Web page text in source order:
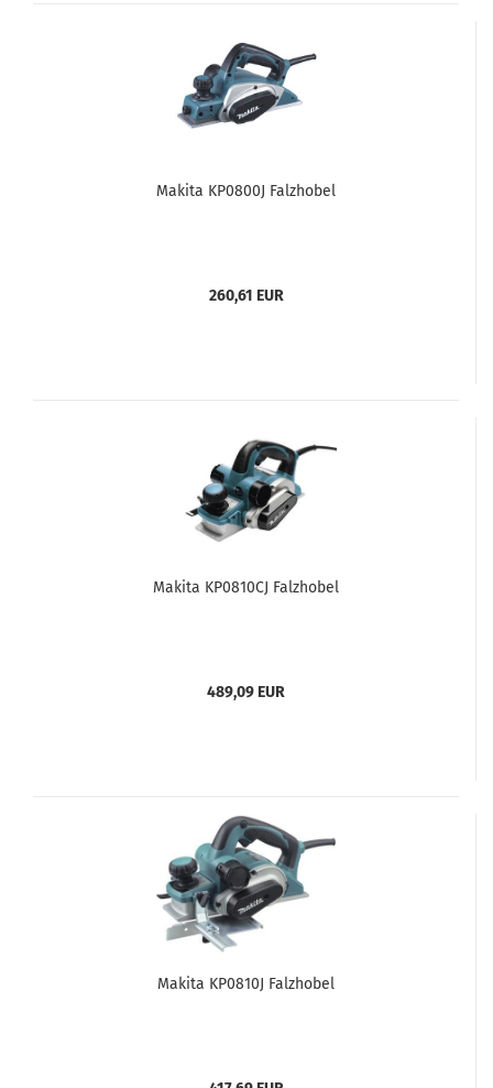
Makita KP0800J Falzhobel
260,61 EUR
Makita KP0810CJ Falzhobel
489,09 EUR
Makita KP0810J Falzhobel